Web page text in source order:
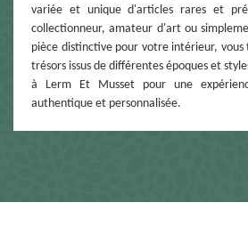
variée et unique d'articles rares et
collectionneur, amateur d'art ou
pièce distinctive pour votre intérieur, vous
trésors issus de différentes époques et
à Lerm Et Musset pour une
authentique et personnalisée.